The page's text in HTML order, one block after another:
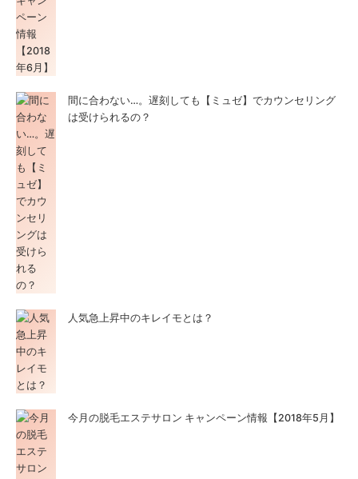
間に合わない…。遅刻しても【ミュゼ】でカウンセリング
は受けられるの？
人気急上昇中のキレイモとは？
今月の脱毛エステサロン キャンペーン情報【2018年5月】